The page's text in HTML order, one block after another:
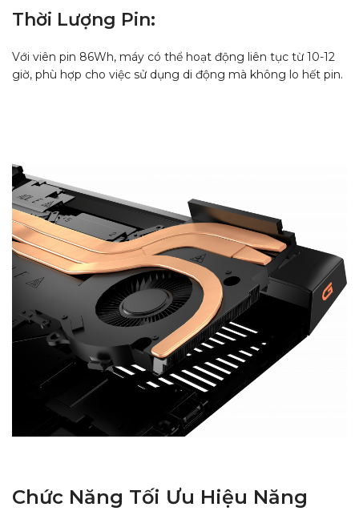
Thời Lượng Pin:
Với viên pin 86Wh, máy có thể hoạt động liên tục từ 10-12
giờ, phù hợp cho việc sử dụng di động mà không lo hết pin.
Chức Năng Tối Ưu Hiệu Năng